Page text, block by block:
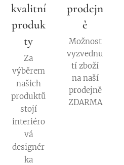
kvalitní
produk
ty
Za
výběrem
našich
produktů
stojí
interiéro
vá
designér
ka
prodejn
ě
Možnost
vyzvednu
tí zboží
na naší
prodejně
ZDARMA